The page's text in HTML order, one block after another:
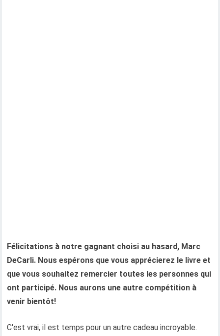
Félicitations à notre gagnant choisi au hasard, Marc
DeCarli. Nous espérons que vous apprécierez le livre et
que vous souhaitez remercier toutes les personnes qui
ont participé. Nous aurons une autre compétition à
venir bientôt!
C'est vrai, il est temps pour un autre cadeau incroyable.